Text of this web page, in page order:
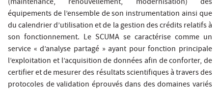
(maintenance, renouvellement, modernisation) des
équipements de l’ensemble de son instrumentation ainsi que
du calendrier d’utilisation et de la gestion des crédits relatifs à
son fonctionnement. Le SCUMA se caractérise comme un
service « d’analyse partagé » ayant pour fonction principale
l’exploitation et l’acquisition de données afin de conforter, de
certifier et de mesurer des résultats scientifiques à travers des
protocoles de validation éprouvés dans des domaines variés